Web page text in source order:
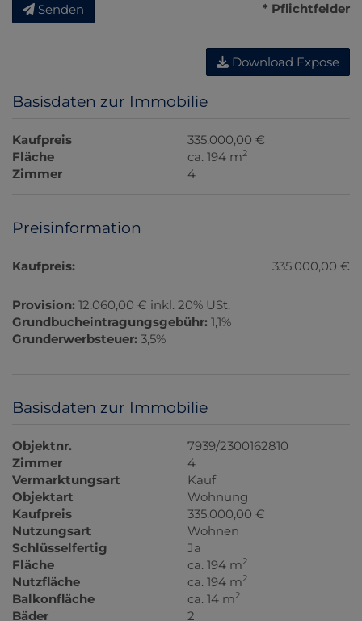
Senden * Pflichtfelder
Download Expose
Basisdaten zur Immobilie
Kaufpreis
335.000,00 €
Fläche
ca. 194 m2
Zimmer 4
Preisinformation
Kaufpreis: 335.000,00 €
Provision: 12.060,00 € inkl. 20% USt.
Grundbucheintragungsgebühr: 1,1%
Grunderwerbsteuer: 3,5%
Basisdaten zur Immobilie
Objektnr.
7939/2300162810
Zimmer
4
Vermarktungsart
Kauf
Objektart
Wohnung
Kaufpreis
335.000,00 €
Nutzungsart
Wohnen
Schlüsselfertig
Ja
Fläche
ca. 194 m2
Nutzfläche ca. 194 m2
Balkonfläche ca. 14 m2
Bäder 2